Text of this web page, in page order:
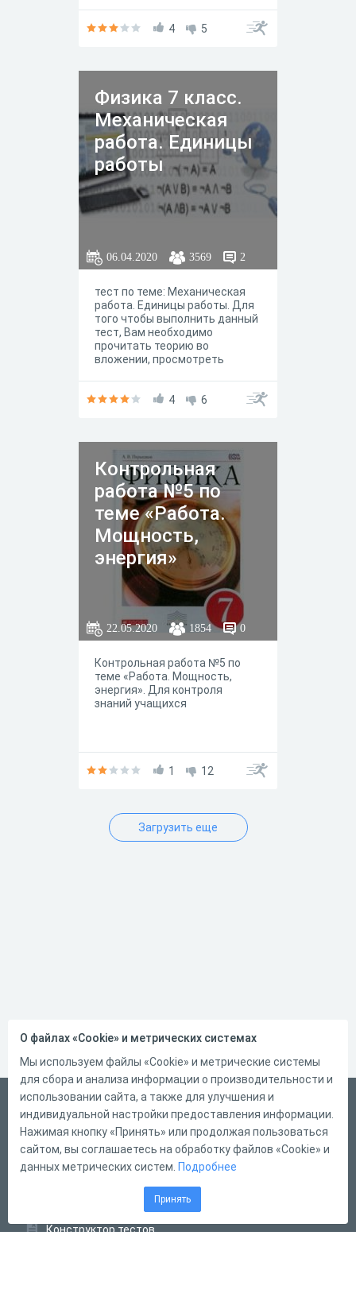
4
5
Физика 7 класс.
Механическая
работа. Единицы
работы
06.04.2020 3569 2
тест по теме: Механическая
работа. Единицы работы. Для
того чтобы выполнить данный
тест, Вам необходимо
прочитать теорию во
вложении, просмотреть
4
6
Контрольная
работа №5 по
теме «Работа.
Мощность,
энергия»
22.05.2020 1854 0
Контрольная работа №5 по
теме «Работа. Мощность,
энергия». Для контроля
знаний учащихся
1 12
Загрузить еще
Русский
Справка
Форма обратной связи
Конструктор тестов
О файлах «Cookie» и метрических системах
Мы используем файлы «Cookie» и метрические системы
для сбора и анализа информации о производительности и
использовании сайта, а также для улучшения и
индивидуальной настройки предоставления информации.
Нажимая кнопку «Принять» или продолжая пользоваться
сайтом, вы соглашаетесь на обработку файлов «Cookie» и
данных метрических систем. Подробнее
Принять